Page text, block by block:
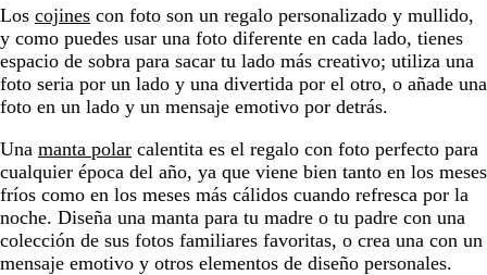
Los cojines con foto son un regalo personalizado y mullido,
y como puedes usar una foto diferente en cada lado, tienes
espacio de sobra para sacar tu lado más creativo; utiliza una
foto seria por un lado y una divertida por el otro, o añade una
foto en un lado y un mensaje emotivo por detrás.
Una manta polar calentita es el regalo con foto perfecto para
cualquier época del año, ya que viene bien tanto en los meses
fríos como en los meses más cálidos cuando refresca por la
noche. Diseña una manta para tu madre o tu padre con una
colección de sus fotos familiares favoritas, o crea una con un
mensaje emotivo y otros elementos de diseño personales.